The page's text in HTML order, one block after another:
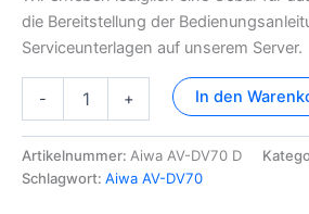
die Bereitstellung der
Serviceunterlagen auf unserem Server.
-
Dokumentation
Menge
+ In den
Artikelnummer: Aiwa AV-DV70 D
Schlagwort: Aiwa AV-DV70